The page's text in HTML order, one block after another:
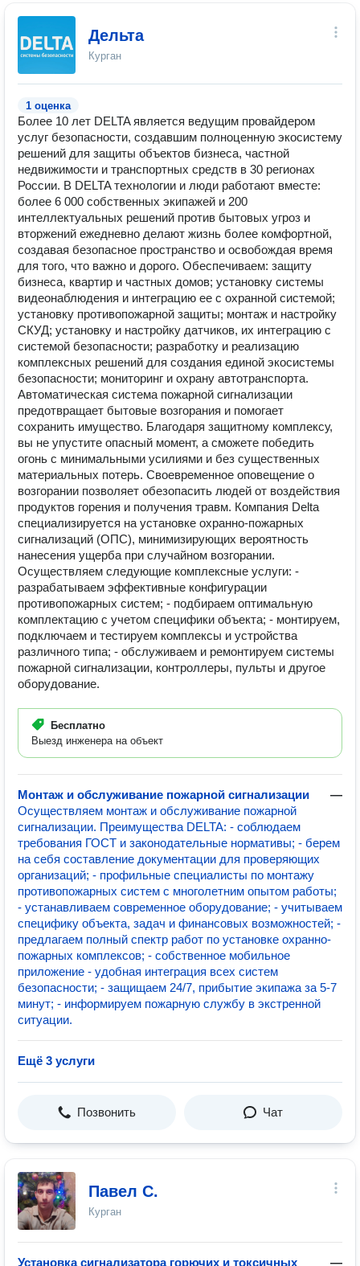
Дельта
Курган
1 оценка
Более 10 лет DELTA является ведущим провайдером
услуг безопасности, создавшим полноценную экосистему
решений для защиты объектов бизнеса, частной
недвижимости и транспортных средств в 30 регионах
России. В DELTA технологии и люди работают вместе:
более 6 000 собственных экипажей и 200
интеллектуальных решений против бытовых угроз и
вторжений ежедневно делают жизнь более комфортной,
создавая безопасное пространство и освобождая время
для того, что важно и дорого. Обеспечиваем: защиту
бизнеса, квартир и частных домов; установку системы
видеонаблюдения и интеграцию ее с охранной системой;
установку противопожарной защиты; монтаж и настройку
СКУД; установку и настройку датчиков, их интеграцию с
системой безопасности; разработку и реализацию
комплексных решений для создания единой экосистемы
безопасности; мониторинг и охрану автотранcпорта.
Автоматическая система пожарной сигнализации
предотвращает бытовые возгорания и помогает
сохранить имущество. Благодаря защитному комплексу,
вы не упустите опасный момент, а сможете победить
огонь с минимальными усилиями и без существенных
материальных потерь. Своевременное оповещение о
возгорании позволяет обезопасить людей от воздействия
продуктов горения и получения травм. Компания Delta
специализируется на установке охранно-пожарных
сигнализаций (ОПС), минимизирующих вероятность
нанесения ущерба при случайном возгорании.
Осуществляем следующие комплексные услуги: -
разрабатываем эффективные конфигурации
противопожарных систем; - подбираем оптимальную
комплектацию с учетом специфики объекта; - монтируем,
подключаем и тестируем комплексы и устройства
различного типа; - обслуживаем и ремонтируем системы
пожарной сигнализации, контроллеры, пульты и другое
оборудование.
Бесплатно
Выезд инженера на объект
Монтаж и обслуживание пожарной сигнализации
—
Осуществляем монтаж и обслуживание пожарной
сигнализации. Преимущества DELTA: - соблюдаем
требования ГОСТ и законодательные нормативы; - берем
на себя составление документации для проверяющих
организаций; - профильные специалисты по монтажу
противопожарных систем с многолетним опытом работы;
- устанавливаем современное оборудование; - учитываем
специфику объекта, задач и финансовых возможностей; -
предлагаем полный спектр работ по установке охранно-
пожарных комплексов; - собственное мобильное
приложение - удобная интеграция всех систем
безопасности; - защищаем 24/7, прибытие экипажа за 5-7
минут; - информируем пожарную службу в экстренной
ситуации.
Ещё 3 услуги
Позвонить Чат
Павел С.
Курган
Установка сигнализатора горючих и токсичных —